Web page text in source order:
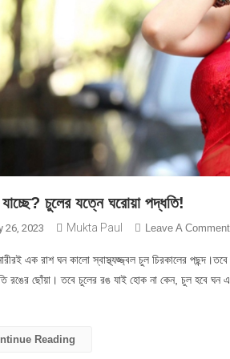
চুলের যত্নে ঘরোয়া পদ্ধতি!
26, 2023 Mukta Paul Leave A Comment
এক রাশ ঘন কালো স্বাস্থ্যজ্জ্বল চুল চিরকালের
রঙের ছোঁয়া। তবে চুলের রঙ যাই হোক না কেন, চুল হবে ঘন
Reading